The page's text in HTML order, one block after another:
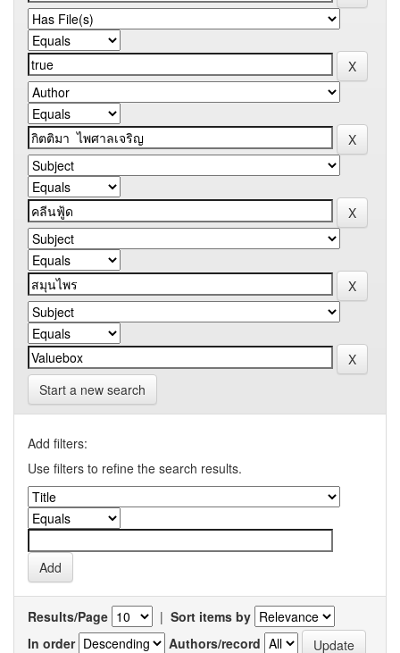
Start a new search
Add filters:
Use filters to refine the search results.
Results/Page | Sort items by
In order
Authors/record